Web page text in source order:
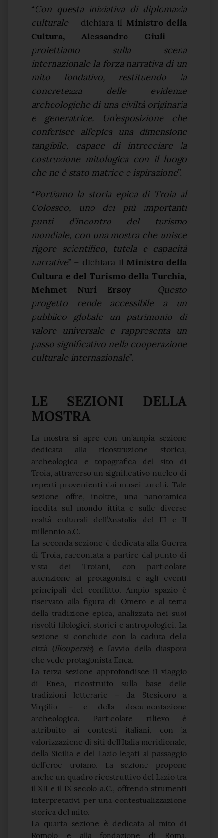
“Con questa iniziativa di diplomazia
culturale – dichiara il Ministro della
Cultura, Alessandro Giuli –
proiettiamo sulla scena
internazionale la forza narrativa di un
mito fondativo, restituendo la
concretezza delle evidenze
archeologiche di una civiltà originaria
e generatrice. Un’esposizione che
conferisce all’epica una dimensione
tangibile, capace di intrecciare la
costruzione mitologica con il luogo
che ne è stato matrice e ispirazione”.
“Portiamo la storia epica di Troia al
Colosseo, uno dei più importanti
punti d’incontro del turismo
mondiale, con una mostra che unisce
rigore scientifico, tutela e capacità
narrative” – dichiara il Ministro della
Cultura e del Turismo della Turchia,
Mehmet Nuri Ersoy – Questo
progetto rende accessibile a un
pubblico globale un patrimonio di
valore universale e rappresenta un
passo significativo nella cooperazione
culturale internazionale”.
LE SEZIONI DELLA
MOSTRA
La mostra si apre con un’ampia sezione
dedicata alla ricostruzione storica,
archeologica e topografica del sito di
Troia, attraverso un significativo nucleo di
reperti provenienti dai musei turchi. Tale
sezione offre, inoltre, una panoramica
inedita sul mondo ittita e sulle diverse
realtà culturali dell’Anatolia del III e II
millennio a.C.
La seconda sezione è dedicata alla Guerra
di Troia, raccontata a partire dal punto di
vista dei Troiani, con particolare
attenzione ai protagonisti e agli eventi
principali del conflitto. Ampio spazio è
riservato alla figura di Omero e al tema
della tradizione epica, analizzata nei suoi
risvolti filologici, storici e antropologici. La
sezione si conclude con la caduta della
città (Ilioupersis) e l’avvio della diaspora
che vede protagonista Enea.
La terza sezione approfondisce il viaggio
di Enea, ricostruito sulla base delle
tradizioni letterarie – da Stesicoro a
Virgilio – e della documentazione
archeologica. Particolare rilievo è
attribuito ai contesti italiani, con la
valorizzazione di siti dell’Italia meridionale,
della Sicilia e del Lazio legati al passaggio
dell’eroe troiano. La sezione propone
anche un quadro ricostruttivo del Lazio tra
il XII e il IX secolo a.C., offrendo strumenti
interpretativi per una contestualizzazione
storica del mito.
La quarta sezione è dedicata al mito di
Romolo e alla fondazione di Roma,